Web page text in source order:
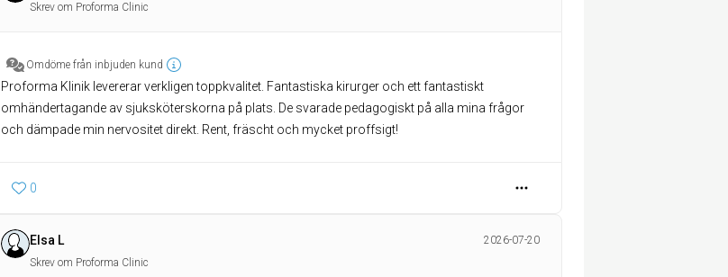
Skrev om Proforma Clinic
Omdöme från inbjuden kund
Proforma Klinik levererar verkligen toppkvalitet. Fantastiska kirurger och ett fantastiskt
omhändertagande av sjuksköterskorna på plats. De svarade pedagogiskt på alla mina frågor
och dämpade min nervositet direkt. Rent, fräscht och mycket proffsigt!
0
Elsa L
2026-07-20
Skrev om Proforma Clinic